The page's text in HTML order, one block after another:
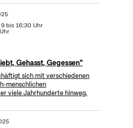
bis 16:30 Uhr
Gehasst, Gegessen"
sich mit verschiedenen
menschlichen
viele Jahrhunderte hinweg.